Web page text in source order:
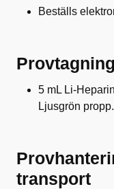
Beställs
Provtagning
5 mL Li-
Ljusgrön propp.
transport